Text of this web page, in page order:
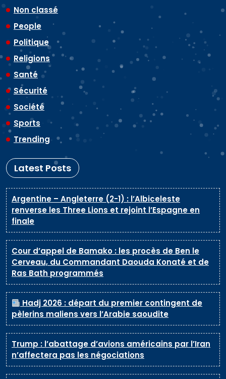
Non classé
People
Politique
Religions
Santé
Sécurité
Société
Sports
Trending
Latest Posts
Argentine – Angleterre (2-1) : l’Albiceleste
renverse les Three Lions et rejoint l’Espagne en
finale
Cour d’appel de Bamako : les procès de Ben le
Cerveau, du Commandant Daouda Konaté et de
Ras Bath programmés
Hadj 2026 : départ du premier contingent de
pèlerins maliens vers l’Arabie saoudite
Trump : l’abattage d’avions américains par l’Iran
n’affectera pas les négociations